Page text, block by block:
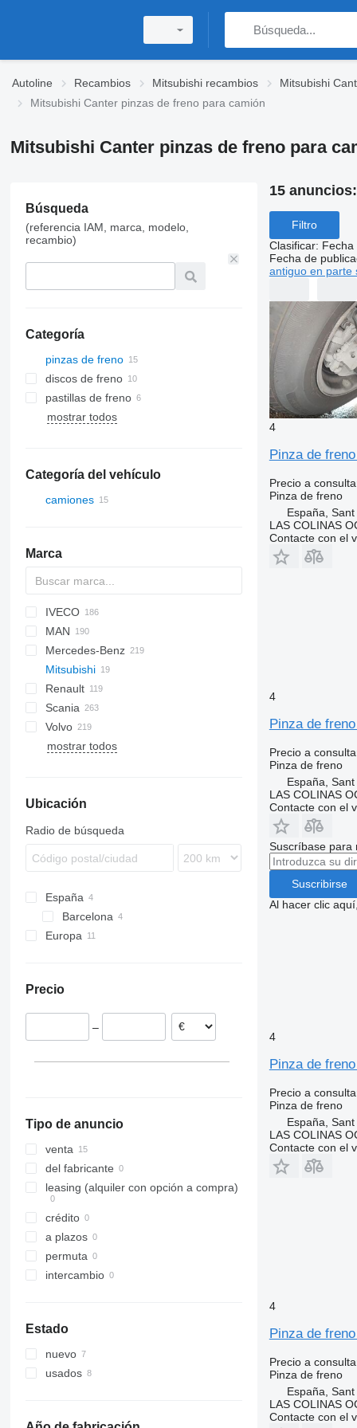
Autoline Recambios Mitsubishi recambios
Mitsubishi
Mitsubishi Canter pinzas de freno para camión
Mitsubishi Canter pinzas de freno para
Búsqueda
(referencia IAM, marca, modelo,
recambio)
Categoría
pinzas de freno
discos de freno
pastillas de freno
mostrar todos
Categoría del vehículo
camiones
Marca
CF
LF
SB
XF
XG
F-MAX
IVECO
Daily
EuroCargo
EuroStar
Eurotech
S-Way
Stralis
Trakker
NPR
NQR
MAN
A-series
F90
L2000
TGA
TGL
TGM
Mercedes-Benz
A-Class
Actros
Antos
Arocs
Atego
MB
Unimog
Vario
Canter
Mitsubishi
Canter
Atleon
Cabstar
Renault
D-series
Magnum
Mascott
Midlum
T-series
Scania
G-series
R-series
Volvo
FH
FMX
VNL
mostrar todos
Ubicación
Radio de búsqueda
España
Barcelona
Europa
Precio
–
Tipo de anuncio
venta
del fabricante
leasing (alquiler con opción a compra)
crédito
a plazos
permuta
intercambio
Estado
nuevo
usados
15
Filtro
Clasificar: Fecha
Fecha de
antiguo en parte
4
Pinza de
Precio a
Pinza de freno
España,
LAS COLINAS
Contacte con el
4
Pinza de
Precio a
Pinza de freno
España,
LAS COLINAS
Contacte con el
Suscríbase para
Suscribirse
Al hacer clic
4
Pinza de
Precio a
Pinza de freno
España,
LAS COLINAS
Contacte con el
4
Pinza de
Precio a
Pinza de freno
España,
LAS COLINAS
Contacte con el